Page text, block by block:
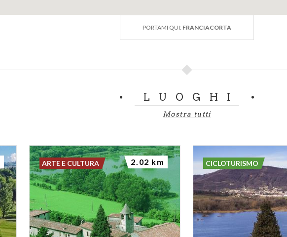
PORTAMI QUI: FRANCIACORTA
LUOGHI
Mostra tutti
ARTE E CULTURA 2.02 km CICLOTURISMO